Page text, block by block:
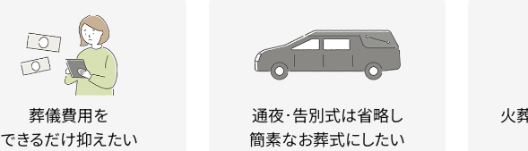
葬儀費用を
できるだけ抑えたい
通夜･告別式は省略し
簡素なお葬式にしたい
火